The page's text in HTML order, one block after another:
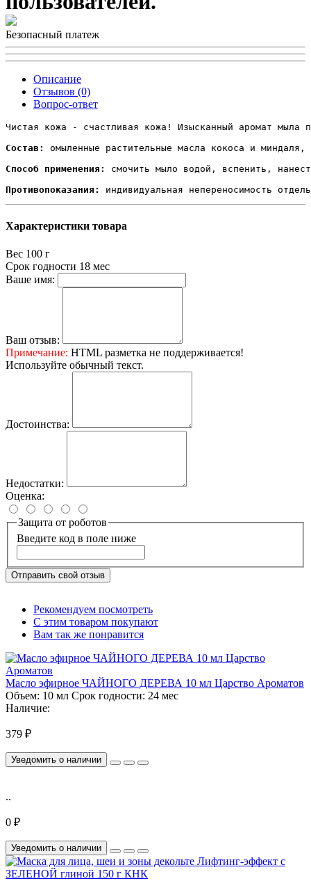
Безопасный платеж
Описание
Отзывов (0)
Вопрос-ответ
Чистая кожа - счастливая кожа! Изысканный аромат мыла
Состав:
омыленные растительные масла кокоса и
Способ применения:
смочить мыло водой, вспенить,
Противопоказания:
индивидуальная непереносимость
Характеристики товара
Вес 100 г
Срок годности 18 мес
Ваше имя:
Ваш отзыв:
Примечание: HTML разметка не поддерживается!
Используйте обычный текст.
Достоинства:
Недостатки:
Оценка:
Защита от роботов
Введите код в поле ниже
Отправить свой отзыв
Рекомендуем посмотреть
С этим товаром покупают
Вам так же понравится
Масло эфирное ЧАЙНОГО ДЕРЕВА 10 мл Царство Ароматов
Объем: 10 мл Срок годности: 24 мес
Наличие:
379 ₽
Уведомить о наличии
..
0 ₽
Уведомить о наличии